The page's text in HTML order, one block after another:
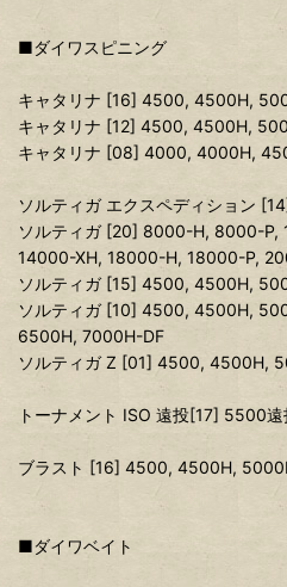
■ダイワスピニング
キャタリナ [16] 4500, 4500H,
キャタリナ [12] 4500, 4500H,
キャタリナ [08] 4000, 4000H,
ソルティガ エクスペディション
ソルティガ [20] 8000-H, 8000-
14000-XH, 18000-H, 18000-P,
ソルティガ [15] 4500, 4500H,
ソルティガ [10] 4500, 4500H,
6500H, 7000H-DF
ソルティガ Z [01] 4500, 4500H,
トーナメント ISO 遠投[17] 5500
ブラスト [16] 4500, 4500H,
■ダイワベイト